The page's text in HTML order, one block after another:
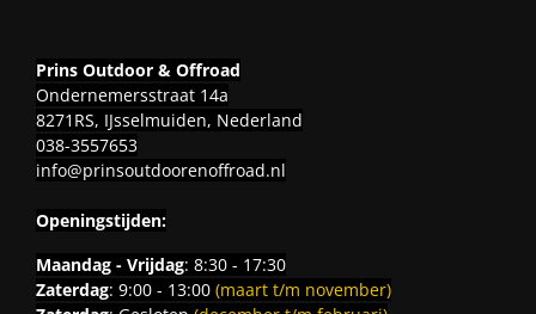
Prins Outdoor & Offroad
Ondernemersstraat 14a
8271RS, IJsselmuiden, Nederland
038-3557653
info@prinsoutdoorenoffroad.nl
Openingstijden:
Maandag - Vrijdag: 8:30 - 17:30
Zaterdag: 9:00 - 13:00 (maart t/m november)